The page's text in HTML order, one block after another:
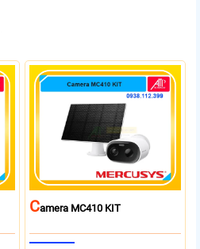
CAmera MC410 KIT